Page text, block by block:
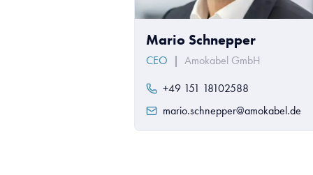
Mario Schnepper
CEO | Amokabel GmbH
+49 151 18102588
mario.schnepper@amokabel.de